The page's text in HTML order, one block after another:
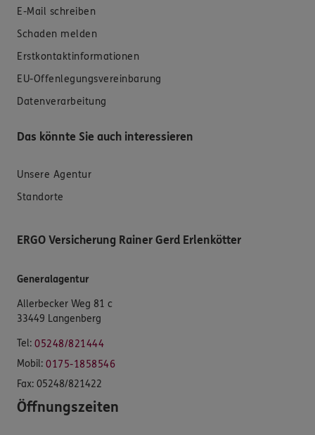
E-Mail schreiben
Schaden melden
Erstkontaktinformationen
EU-Offenlegungsvereinbarung
Datenverarbeitung
Das könnte Sie auch interessieren
Unsere Agentur
Standorte
ERGO Versicherung Rainer Gerd Erlenkötter
Generalagentur
Allerbecker Weg 81 c
33449 Langenberg
Tel: 05248/821444
Mobil: 0175-1858546
Fax: 05248/821422
Öffnungszeiten